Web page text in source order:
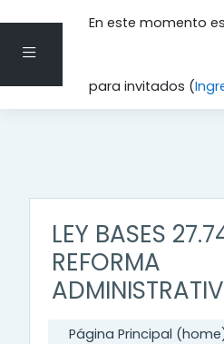
Pánel lateral
En este momento
para invitados (
Saltar al contenido principal
LEY BASES
REFORMA
Página Principal